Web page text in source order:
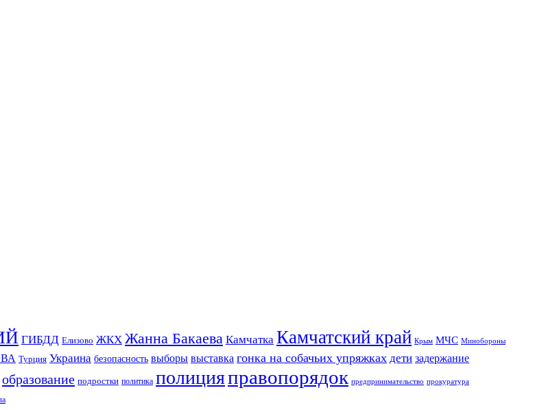
ГИБДД Елизово ЖКХ Жанна Бакаева Камчатка Камчатский край Крым МЧС Минобороны
Турция Украина безопасность выборы выставка гонка на собачьих упряжках дети задержание
образование подростки политика полицияправопорядок предпринимательство прокуратура